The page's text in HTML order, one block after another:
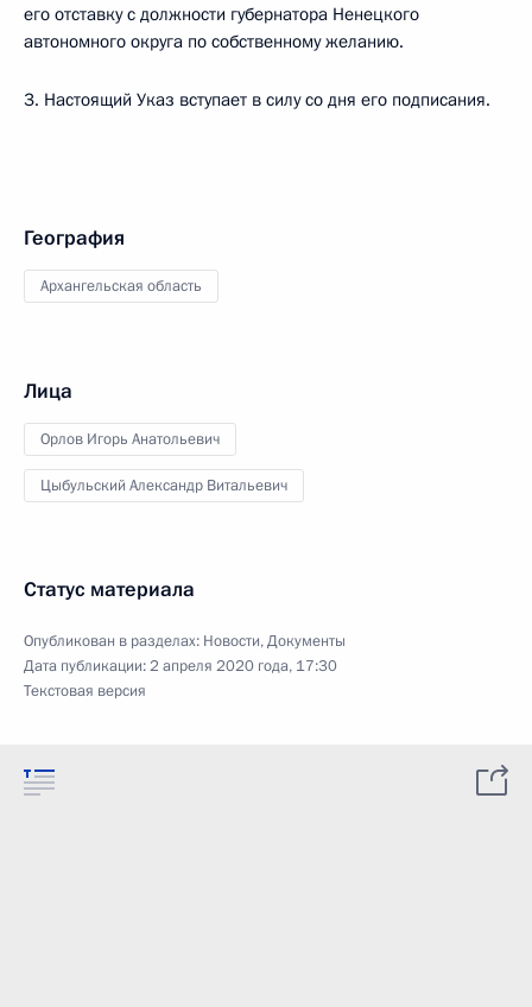
его отставку с должности губернатора Ненецкого
автономного округа по собственному желанию.
3. Настоящий Указ вступает в силу со дня его подписания.
География
Архангельская область
Лица
Орлов Игорь Анатольевич
Цыбульский Александр Витальевич
Статус материала
Опубликован в разделах: Новости,Документы
Дата публикации:2 апреля 2020 года, 17:30
Текстовая версия